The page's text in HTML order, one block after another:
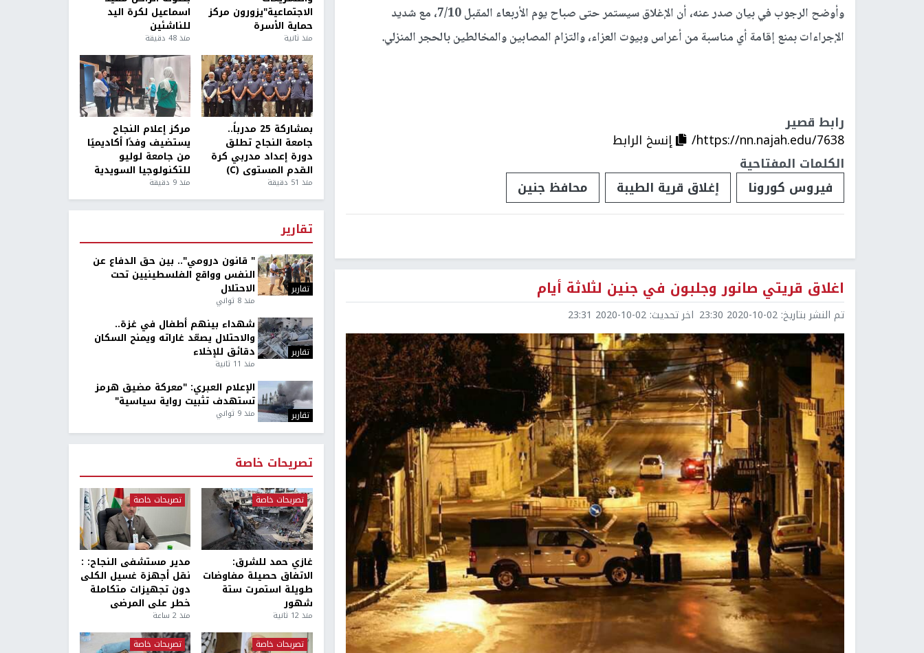
وأوضح الرجوب في بيان صدر عنه، أن الإغلاق سيستمر حتى صباح يوم الأربعاء المقبل 7/10، مع شديد
الإجراءات بمنع إقامة أي مناسبة من أعراس وبيوت العزاء، والتزام المصابين والمخالطين بالحجر المنزلي.
رابط قصير
https://nn.najah.edu/7638/
إنسخ الرابط
الكلمات المفتاحية
فيروس كورونا
إغلاق قرية الطيبة محافظ جنين
اغلاق قريتي صانور وجلبون في جنين لثلاثة أيام
تم النشر بتاريخ: 2020-10-02 23:30 اخر تحديث: 2020-10-02 23:31
الاجتماعية"يزورون مركز
حماية الأسرة
منذ ثانية
اسماعيل لكرة اليد
للناشئين
منذ 48 دقيقة
بمشاركة 25 مدرباً..
جامعة النجاح تطلق
دورة إعداد مدربي كرة
القدم المستوى (C)
منذ 51 دقيقة
مركز إعلام النجاح
يستضيف وفدًا أكاديميًا
من جامعة لوليو
للتكنولوجيا السويدية
منذ 9 دقيقة
تقارير
تقارير
" قانون درومي".. بين حق الدفاع عن
النفس وواقع الفلسطينيين تحت
الاحتلال
منذ 8 ثواني
تقارير
شهداء بينهم أطفال في غزة..
والاحتلال يصعّد غاراته ويمنح السكان
دقائق للإخلاء
منذ 11 ثانية
تقارير
الإعلام العبري: "معركة مضيق هرمز
تستهدف تثبيت رواية سياسية"
منذ 9 ثواني
تصريحات خاصة
تصريحات خاصة
غازي حمد للشرق:
الاتفاق حصيلة مفاوضات
طويلة استمرت ستة
شهور
منذ 12 ثانية
تصريحات خاصة
مدير مستشفى النجاح: :
نقل أجهزة غسيل الكلى
دون تجهيزات متكاملة
خطر على المرضى
منذ 2 ساعة
تصريحات خاصة تصريحات خاصة